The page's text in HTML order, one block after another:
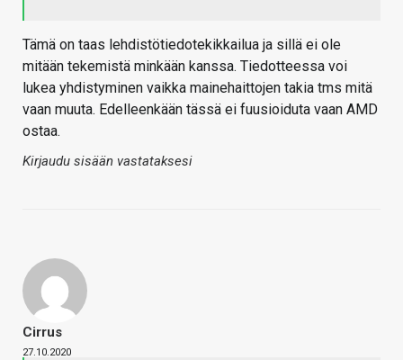
Tämä on taas lehdistötiedotekikkailua ja sillä ei ole
mitään tekemistä minkään kanssa. Tiedotteessa voi
lukea yhdistyminen vaikka mainehaittojen takia tms mitä
vaan muuta. Edelleenkään tässä ei fuusioiduta vaan AMD
ostaa.
Kirjaudu sisään vastataksesi
Cirrus
27.10.2020